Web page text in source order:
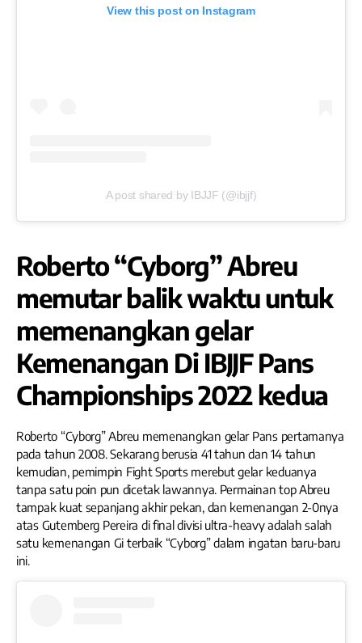
View this post on Instagram
A post shared by IBJJF (@ibjjf)
Roberto “Cyborg” Abreu
memutar balik waktu untuk
memenangkan gelar
Kemenangan Di IBJJF Pans
Championships 2022 kedua
Roberto “Cyborg” Abreu memenangkan gelar Pans pertamanya
pada tahun 2008. Sekarang berusia 41 tahun dan 14 tahun
kemudian, pemimpin Fight Sports merebut gelar keduanya
tanpa satu poin pun dicetak lawannya. Permainan top Abreu
tampak kuat sepanjang akhir pekan, dan kemenangan 2-0nya
atas Gutemberg Pereira di final divisi ultra-heavy adalah salah
satu kemenangan Gi terbaik “Cyborg” dalam ingatan baru-baru
ini.